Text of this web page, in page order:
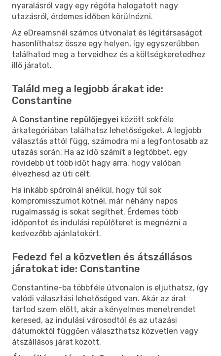
nyaralásról vagy egy régóta halogatott nagy
utazásról, érdemes időben körülnézni.
Az eDreamsnél számos útvonalat és légitársaságot
hasonlíthatsz össze egy helyen, így egyszerűbben
találhatod meg a terveidhez és a költségkeretedhez
illő járatot.
Találd meg a legjobb árakat ide:
Constantine
A Constantine repülőjegyei között sokféle
árkategóriában találhatsz lehetőségeket. A legjobb
választás attól függ, számodra mi a legfontosabb az
utazás során. Ha az idő számít a legtöbbet, egy
rövidebb út több időt hagy arra, hogy valóban
élvezhesd az úti célt.
Ha inkább spórolnál anélkül, hogy túl sok
kompromisszumot kötnél, már néhány napos
rugalmasság is sokat segíthet. Érdemes több
időpontot és indulási repülőteret is megnézni a
kedvezőbb ajánlatokért.
Fedezd fel a közvetlen és átszállásos
járatokat ide: Constantine
Constantine-ba többféle útvonalon is eljuthatsz, így
valódi választási lehetőséged van. Akár az árat
tartod szem előtt, akár a kényelmes menetrendet
keresed, az indulási városodtól és az utazási
dátumoktól függően választhatsz közvetlen vagy
átszállásos járat között.